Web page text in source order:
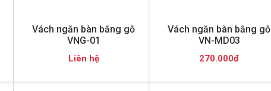
Vách ngăn bàn bằng gỗ
VNG-01
Liên hệ
Vách ngăn bàn bằng gỗ
VN-MD03
270.000đ